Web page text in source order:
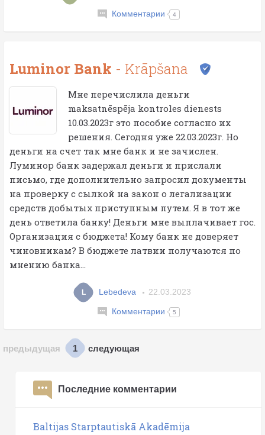
Комментарии 4
Luminor Bank - Krāpšana
Мне перечислила деньги
maksatnēspēja kontroles dienests
10.03.2023г это пособие согласно их
решения. Сегодня уже 22.03.2023г. Но
деньги на счет так мне банк и не зачислен.
Луминор банк задержал деньги и прислали
письмо, где дополнительно запросил документы
на проверку с сылкой на закон о легализации
средств добытых приступным путем. Я в тот же
день ответила банку! Деньги мне выплачивает гос.
Организация с бюджета! Кому банк не доверяет
чиновникам? В бюджете латвии получаются по
мнению банка...
L Lebedeva 22.03.2023
Комментарии 5
предыдущая 1 следующая
Последние комментарии
Baltijas Starptautiskā Akadēmija